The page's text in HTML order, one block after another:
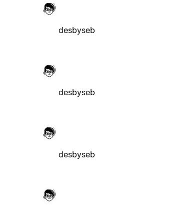
desbyseb
desbyseb
desbyseb